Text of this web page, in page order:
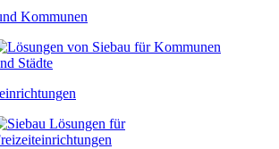
Kommunen